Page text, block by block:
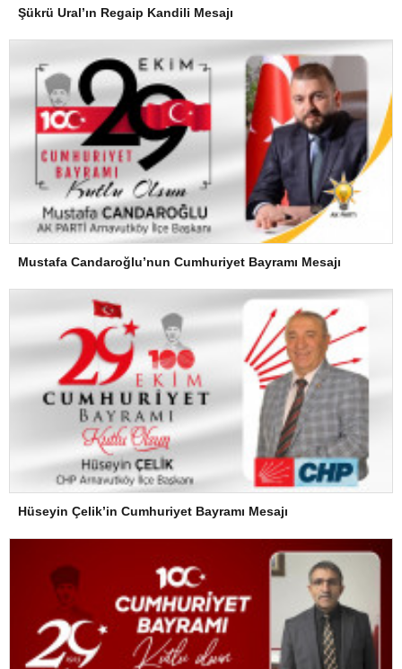
Şükrü Ural’ın Regaip Kandili Mesajı
Mustafa Candaroğlu’nun Cumhuriyet Bayramı Mesajı
Hüseyin Çelik’in Cumhuriyet Bayramı Mesajı